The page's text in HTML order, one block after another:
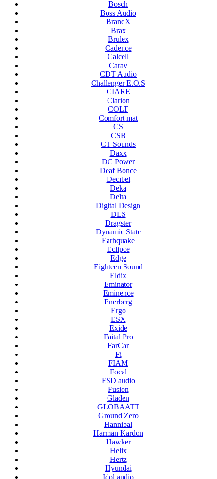
Bosch
Boss Audio
BrandX
Brax
Brulex
Cadence
Calcell
Carav
CDT Audio
Challenger E.O.S
CIARE
Clarion
COLT
Comfort mat
CS
CSB
CT Sounds
Daxx
DC Power
Deaf Bonce
Decibel
Deka
Delta
Digital Design
DLS
Dragster
Dynamic State
Earhquake
Eclipce
Edge
Eighteen Sound
Eldix
Eminator
Eminence
Enerberg
Ergo
ESX
Exide
Faital Pro
FarCar
Fi
FIAM
Focal
FSD audio
Fusion
Gladen
GLOBAATT
Ground Zero
Hannibal
Harman Kardon
Hawker
Helix
Hertz
Hyundai
Idol audio